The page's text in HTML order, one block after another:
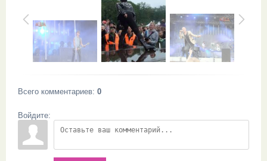
Всего комментариев: 0
Войдите: